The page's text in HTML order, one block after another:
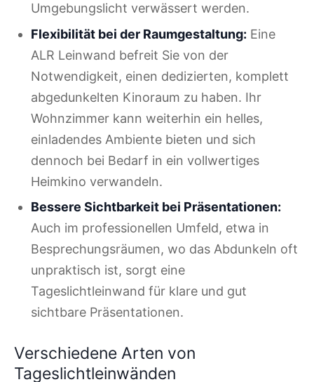
Umgebungslicht verwässert werden.
Flexibilität bei der Raumgestaltung: Eine
ALR Leinwand befreit Sie von der
Notwendigkeit, einen dedizierten, komplett
abgedunkelten Kinoraum zu haben. Ihr
Wohnzimmer kann weiterhin ein helles,
einladendes Ambiente bieten und sich
dennoch bei Bedarf in ein vollwertiges
Heimkino verwandeln.
Bessere Sichtbarkeit bei Präsentationen:
Auch im professionellen Umfeld, etwa in
Besprechungsräumen, wo das Abdunkeln oft
unpraktisch ist, sorgt eine
Tageslichtleinwand für klare und gut
sichtbare Präsentationen.
Verschiedene Arten von
Tageslichtleinwänden